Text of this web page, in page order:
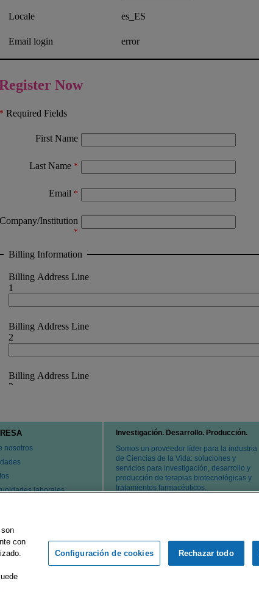
nosotros
laborales
Investigación. Desarrollo. Producción.
Somos un proveedor líder para la industria
de Ciencias de la Vida: soluciones y
servicios para investigación, desarrollo y
producción de terapias biotecnológicas y
tratamientos farmacéuticos.
de uso Declaración de privacidad Condiciones de
con
Configuración de cookies Rechazar todo